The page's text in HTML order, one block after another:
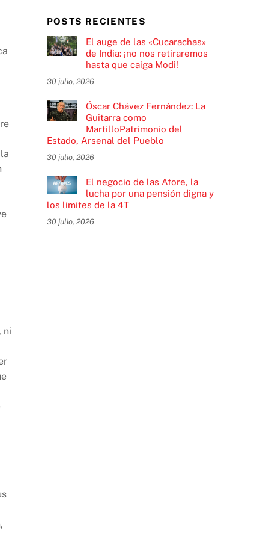
ni
POSTS RECIENTES
El auge de las «Cucarachas»
de India: ¡no nos retiraremos
hasta que caiga Modi!
30 julio, 2026
Óscar Chávez Fernández: La
Guitarra como
MartilloPatrimonio del
Estado, Arsenal del Pueblo
30 julio, 2026
El negocio de las Afore, la
lucha por una pensión digna y
los límites de la 4T
30 julio, 2026